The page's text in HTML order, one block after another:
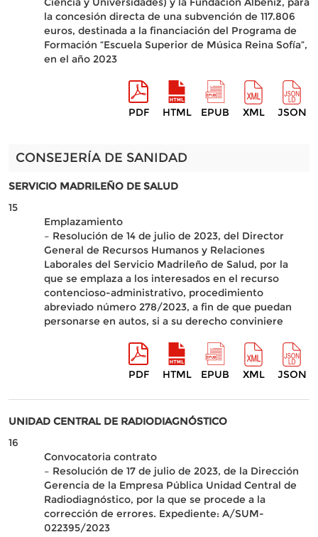
la concesión directa de una subvención de 117.806
euros, destinada a la financiación del Programa de
Formación “Escuela Superior de Música Reina Sofía”,
en el año 2023
PDF HTML EPUB XML JSON
CONSEJERÍA DE SANIDAD
SERVICIO MADRILEÑO DE SALUD
15
Emplazamiento
– Resolución de 14 de julio de 2023, del Director
General de Recursos Humanos y Relaciones
Laborales del Servicio Madrileño de Salud, por la
que se emplaza a los interesados en el recurso
contencioso-administrativo, procedimiento
abreviado número 278/2023, a fin de que puedan
personarse en autos, si a su derecho conviniere
PDF HTML EPUB XML JSON
UNIDAD CENTRAL DE RADIODIAGNÓSTICO
16
Convocatoria contrato
– Resolución de 17 de julio de 2023, de la Dirección
Gerencia de la Empresa Pública Unidad Central de
Radiodiagnóstico, por la que se procede a la
corrección de errores. Expediente: A/SUM-
022395/2023